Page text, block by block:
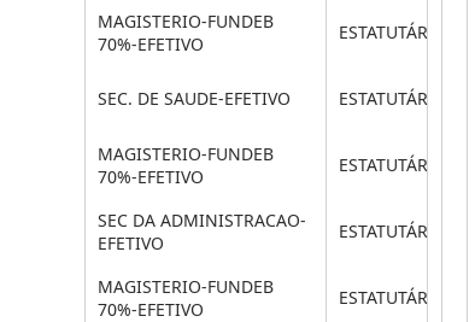
MAGISTERIO-FUNDEB
70%-EFETIVO
ESTATUTÁRIO
SEC. DE SAUDE-EFETIVO ESTATUTÁRIO
MAGISTERIO-FUNDEB
70%-EFETIVO
ESTATUTÁRIO
SEC DA ADMINISTRACAO-
EFETIVO
ESTATUTÁRIO
MAGISTERIO-FUNDEB
70%-EFETIVO
ESTATUTÁRIO